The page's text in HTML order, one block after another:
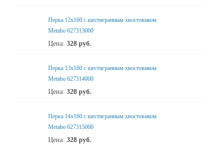
Перка 12x160 с шестигранным хвостовиком
Metabo 627313000
Цена: 328 руб.
Перка 13x160 с шестигранным хвостовиком
Metabo 627314000
Цена: 328 руб.
Перка 14x160 с шестигранным хвостовиком
Metabo 627315000
Цена: 328 руб.